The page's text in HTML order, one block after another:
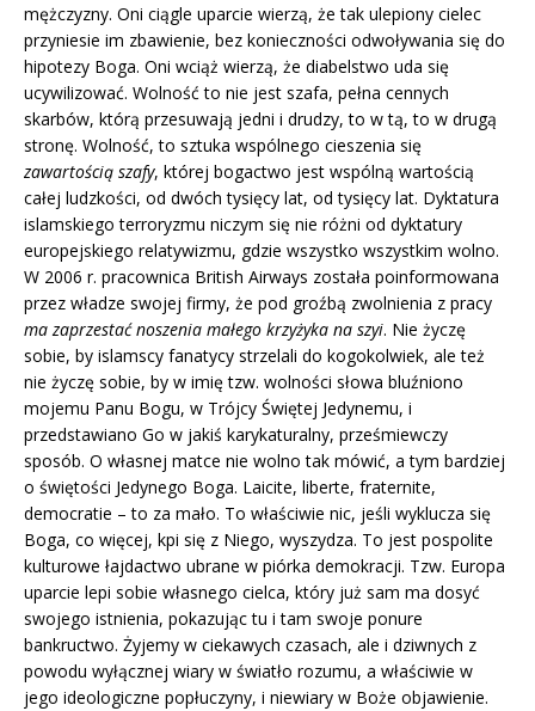
mężczyzny. Oni ciągle uparcie wierzą, że tak ulepiony cielec
przyniesie im zbawienie, bez konieczności odwoływania się do
hipotezy Boga. Oni wciąż wierzą, że diabelstwo uda się
ucywilizować. Wolność to nie jest szafa, pełna cennych
skarbów, którą przesuwają jedni i drudzy, to w tą, to w drugą
stronę. Wolność, to sztuka wspólnego cieszenia się
zawartością szafy, której bogactwo jest wspólną wartością
całej ludzkości, od dwóch tysięcy lat, od tysięcy lat. Dyktatura
islamskiego terroryzmu niczym się nie różni od dyktatury
europejskiego relatywizmu, gdzie wszystko wszystkim wolno.
W 2006 r. pracownica British Airways została poinformowana
przez władze swojej firmy, że pod groźbą zwolnienia z pracy
ma zaprzestać noszenia małego krzyżyka na szyi. Nie życzę
sobie, by islamscy fanatycy strzelali do kogokolwiek, ale też
nie życzę sobie, by w imię tzw. wolności słowa bluźniono
mojemu Panu Bogu, w Trójcy Świętej Jedynemu, i
przedstawiano Go w jakiś karykaturalny, prześmiewczy
sposób. O własnej matce nie wolno tak mówić, a tym bardziej
o świętości Jedynego Boga. Laicite, liberte, fraternite,
democratie – to za mało. To właściwie nic, jeśli wyklucza się
Boga, co więcej, kpi się z Niego, wyszydza. To jest pospolite
kulturowe łajdactwo ubrane w piórka demokracji. Tzw. Europa
uparcie lepi sobie własnego cielca, który już sam ma dosyć
swojego istnienia, pokazując tu i tam swoje ponure
bankructwo. Żyjemy w ciekawych czasach, ale i dziwnych z
powodu wyłącznej wiary w światło rozumu, a właściwie w
jego ideologiczne popłuczyny, i niewiary w Boże objawienie.